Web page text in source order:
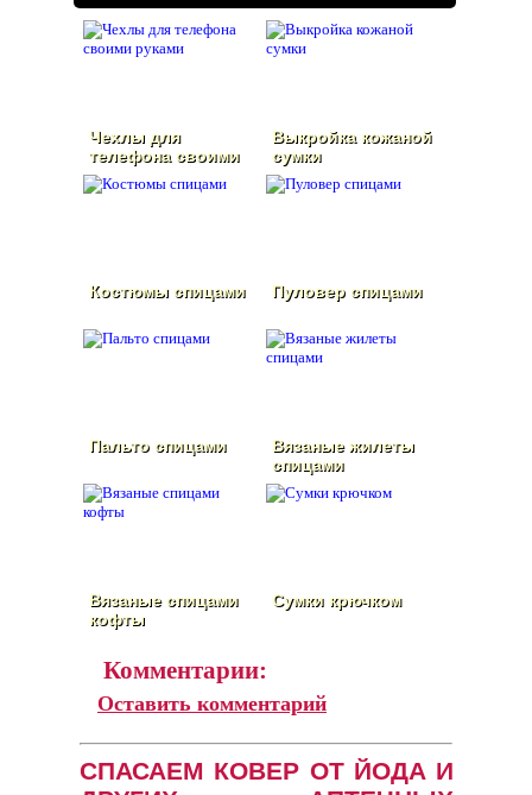
Чехлы для
телефона своими
руками
Выкройка кожаной
сумки
Костюмы спицами Пуловер спицами
Пальто спицами
Вязаные жилеты
спицами
Вязаные спицами
кофты
Сумки крючком
Комментарии:
Оставить комментарий
СПАСАЕМ КОВЕР ОТ ЙОДА И